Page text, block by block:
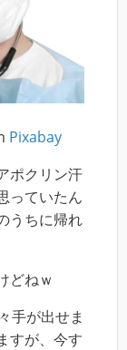
Pixabay
ポクリン汗
っていたん
うちに帰れ
どねｗ
手が出せま
すが、今す